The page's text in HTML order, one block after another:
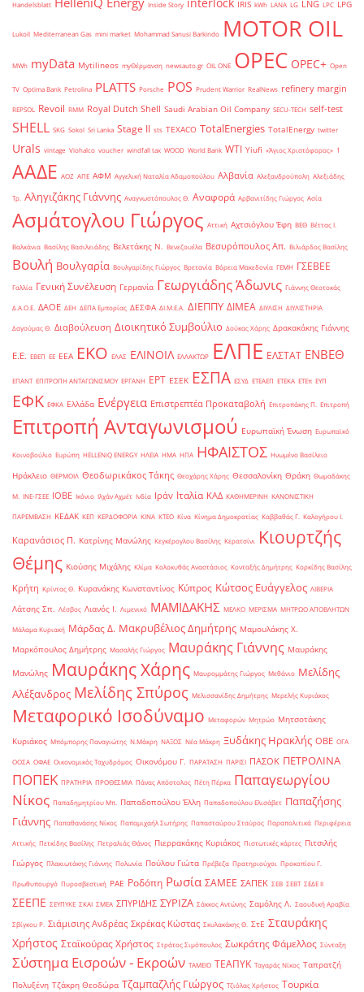
Handelsblatt Inside Story IRIS kWh LANA LG LNG LPC LPG
Lukoil Mediterranean Gas mini market Mohammad Sanusi Barkindo MOTOR OIL
MWh myData Mytilineos myΘέρμανση newsauto.gr OIL ONE OPEC OPEC+ Open
TV Optima Bank Petrolina PLATTS Porsche POS Prudent Warrior RealNews refinery margin
REPSOL Revoil RMM Royal Dutch Shell Saudi Arabian Oil Company SECU-TECH self-test
SHELL SKG Sokol Sri Lanka Stage II sts TEXACO TotalEnergies TotalEnergy twitter
Urals vintage Viohalco voucher windfall tax WOOD World Bank WTI Yiufi «Άγιος Χριστόφορος» ΄1
ΑΑΔΕ ΑΟΖ ΑΠΕ ΑΦΜ Αγγελική Ναταλία Αδαμοπούλου Αλβανία Αλεξανδρούπολη Αλεξιάδης
Τρ. Αληγιζάκης Γιάννης Αναγνωστόπουλος Θ. Αναφορά Αρβανιτίδης Γιώργος Ασία
Ασμάτογλου Γιώργος Αττική Αχτσιόγλου Έφη ΒΕΘ Βέττας Ι.
Βαλκάνια Βασίλης Βασιλειάδης Βελετάκης Ν. Βενεζουέλα Βεσυρόπουλος Απ. Βιλιάρδος Βασίλης
Βουλή Βουλγαρία Βουλγαρίδης Γιώργος Βρετανία Βόρεια Μακεδονία ΓΕΜΗ ΓΣΕΒΕΕ
Γαλλία Γενική Συνέλευση Γερμανία Γεωργιάδης Άδωνις Γιάννης Θεοτοκάς
Δ.Α.Ο.Ε. ΔΑΟΕ ΔΕΗ ΔΕΠΑ Εμπορίας ΔΕΣΦΑ ΔΙ.Μ.Ε.Α. ΔΙΕΠΠΥ ΔΙΜΕΑ ΔΙΥΛΙΣΗ ΔΙΥΛΙΣΤΗΡΙΑ
Δαγούμας Θ. Διαβούλευση Διοικητικό Συμβούλιο Δούκας Χάρης Δρακακάκης Γιάννης
Ε.Ε. ΕΒΕΠ ΕΕ ΕΕΑ ΕΚΟ ΕΛΑΣ ΕΛΙΝΟΙΛ ΕΛΛΑΚΤΩΡ ΕΛΠΕ ΕΛΣΤΑΤ ΕΝΒΕΘ
ΕΠΑΝΤ ΕΠΙΤΡΟΠΗ ΑΝΤΑΓΩΝΙΣΜΟΥ ΕΡΓΑΝΗ ΕΡΤ ΕΣΕΚ ΕΣΠΑ ΕΣΥΔ ΕΤΕΑΕΠ ΕΤΕΚΑ ΕΤΕπ ΕΥΠ
ΕΦΚ ΕΦΚΑ Ελλάδα Ενέργεια Επιστρεπτέα Προκαταβολή Επιτροπάκης Π. Επιτροπή
Επιτροπή Ανταγωνισμού Ευρωπαϊκή Ένωση Ευρωπαϊκό
Κοινοβούλιο Ευρώπη ΗELLENiQ ENERGY ΗΛΕΙΑ ΗΜΑ ΗΠΑ ΗΦΑΙΣΤΟΣ Ηνωμένο Βασίλειο
Ηράκλειο ΘΕΡΜΟΙΛ Θεοδωρικάκος Τάκης Θεοχάρης Χάρης Θεσσαλονίκη Θράκη Θωμαδάκης
Μ. ΙΝΕ-ΓΣΕΕ ΙΟΒΕ Ικόνιο Ιλχάν Αχμέτ Ινδία Ιράν Ιταλία ΚΑΔ ΚΑΘΗΜΕΡΙΝΗ ΚΑΝΟΝΙΣΤΙΚΗ
ΠΑΡΕΜΒΑΣΗ ΚΕΔΑΚ ΚΕΠ ΚΕΡΔΟΦΟΡΙΑ ΚΙΝΑ ΚΤΕΟ Κίνα Κίνημα Δημοκρατίας Καββαθάς Γ. Καλογήρου Ι.
Καρανάσιος Π. Κατρίνης Μανώλης Κεγκέρογλου Βασίλης Κερατσίνι
Κιουρτζής
Θέμης Κιούσης Μιχάλης Κλίμα Κολοκυθάς Αναστάσιος Κονταξής Δημήτρης Κορκίδης Βασίλης
Κρήτη Κρίντας Θ. Κυρανάκης Κωνσταντίνος Κύπρος Κώτσος Ευάγγελος ΛΙΒΕΡΙΑ
Λάτσης Σπ. Λέσβος Λιανός Ι. Λιμενικό ΜΑΜΙΔΑΚΗΣ ΜΕΛΚΟ ΜΕΡΙΣΜΑ ΜΗΤΡΩΟ ΑΠΟΒΛΗΤΩΝ
Μάλαμα Κυριακή Μάρδας Δ. Μακρυβέλιος Δημήτρης Μαμουλάκης Χ.
Μαρκόπουλος Δημήτρης Μασαλής Γιώργος Μαυράκης Γιάννης Μαυράκης
Μανώλης Μαυράκης Χάρης Μαυρομμάτης Γιώργος Μεθάνιο Μελίδης
Αλέξανδρος Μελίδης Σπύρος Μελισσανίδης Δημήτρης Μερελής Κυριάκος
Μεταφορικό Ισοδύναμο Μεταφορών Μητρώο Μητσοτάκης
Κυριάκος Μπόμπορης Παναγιώτης Ν.Μάκρη ΝΑΞΟΣ Νέα Μάκρη Ξυδάκης Ηρακλής ΟΒΕ ΟΓΑ
ΟΟΣΑ ΟΦΑΕ Οικονομικός Ταχυδρόμος Οικονόμου Γ. ΠΑΡΑΤΑΣΗ ΠΑΡΙΣΙ ΠΑΣΟΚ ΠΕΤΡΟΛΙΝΑ
ΠΟΠΕΚ ΠΡΑΤΗΡΙΑ ΠΡΟΘΕΣΜΙΑ Πάνας Απόστολος Πέτη Πέρκα Παπαγεωργίου
Νίκος Παπαδημητρίου Μπ. Παπαδοπούλου Έλλη Παπαδοπούλου Ελισάβετ Παπαζήσης
Γιάννης Παπαθανάσης Νίκος Παπαμιχαήλ Σωτήρης Παπασταύρου Σταύρος Παραπολιτικά Περιφέρεια
Αττικής Πετκίδης Βασίλης Πετραλιάς Θάνος Πιερρακάκης Κυριάκος Πιστωτικές κάρτες Πιτσιλής
Γιώργος Πλακιωτάκης Γιάννης Πολωνία Πούλου Γιώτα Πρέβεζα Πρατηριούχοι Προκοπίου Γ.
Πρωθυπουργό Πυροσβεστική ΡΑΕ Ροδόπη Ρωσία ΣΑΜΕΕ ΣΑΠΕΚ ΣΕΒ ΣΕΒΤ ΣΕΔΕ ΙΙ
ΣΕΕΠΕ ΣΕΥΠΥΚΕ ΣΚΑΙ ΣΜΕΑ ΣΠΥΡΙΔΗΣ ΣΥΡΙΖΑ Σάκκος Αντώνης Σαμόλης Λ. Σαουδική Αραβία
Σβίγκου Ρ. Σιάμισιης Ανδρέας Σκρέκας Κώστας Σκυλακάκης Θ. ΣτΕ Σταυράκης
Χρήστος Σταϊκούρας Χρήστος Στράτος Σιμόπουλος Σωκράτης Φάμελλος Σύνταξη
Σύστημα Εισροών - Εκροών ΤΑΜΕΙΟ ΤΕΑΠΥΚ Ταγαράς Νίκος Ταπρατζή
Πολυξένη Τζάκρη Θεοδώρα Τζαμπαζλής Γιώργος Τζιόλας Χρήστος Τουρκία